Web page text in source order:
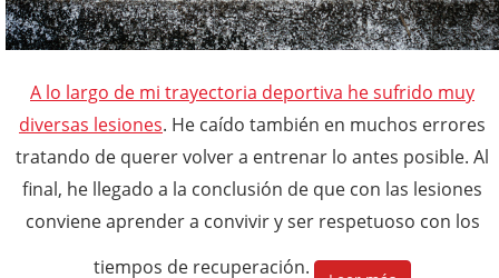
A lo largo de mi trayectoria deportiva he sufrido muy
diversas lesiones. He caído también en muchos errores
tratando de querer volver a entrenar lo antes posible. Al
final, he llegado a la conclusión de que con las lesiones
conviene aprender a convivir y ser respetuoso con los
tiempos de recuperación.